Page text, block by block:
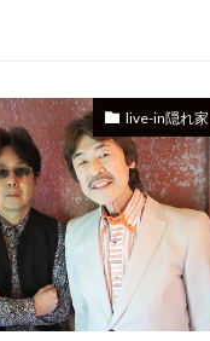
live-in隠れ家